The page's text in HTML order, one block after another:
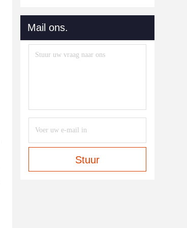
Mail ons.
Stuur